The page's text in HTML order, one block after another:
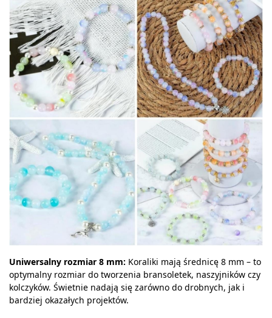
Uniwersalny rozmiar 8 mm: Koraliki mają średnicę 8 mm – to
optymalny rozmiar do tworzenia bransoletek, naszyjników czy
kolczyków. Świetnie nadają się zarówno do drobnych, jak i
bardziej okazałych projektów.